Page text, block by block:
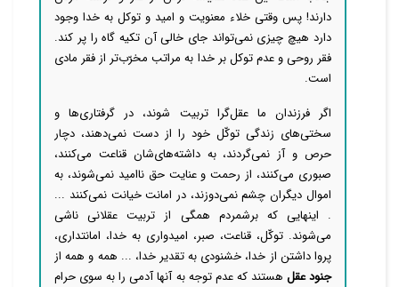
دارند! پس وقتی خلاء معنویت و امید و توکل به خدا وجود
دارد هیچ چیزی نمی‌تواند جای خالی آن تکیه گاه را پر کند.
فقر روحی و عدم توکل بر خدا به مراتب مخرّب‌تر از فقر مادی
است.
اگر فرزندان ما عقل‌گرا تربیت شوند، در گرفتاری‌ها و
سختی‌های زندگی توکّل خود را از دست نمی‌دهند، دچار
حرص و آز نمی‌گردند، به داشته‌های‌شان قناعت می‌کنند،
صبوری می‌کنند، از رحمت و عنایت حق ناامید نمی‌شوند، به
اموال دیگران چشم نمی‌دوزند، در امانت خیانت نمی‌کنند ...
. اینهایی که برشمردم همگی از تربیت عقلانی ناشی
می‌شوند. توکّل، قناعت، صبر، امیدواری به خدا، امانتداری،
پروا داشتن از خدا، خشنودی به تقدیر خدا، ... همه و همه از
جنود عقل هستند که عدم توجه به آنها آدمی را به سوی حرام